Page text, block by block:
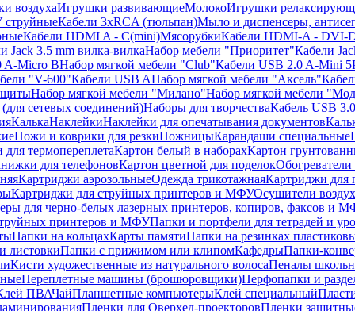
воздухаИгрушки развивающиеМолокоИгрушки
Кабели 3xRCA (тюльпан)Мыло и диспенсеры,
Кабели HDMI A - C(mini)МясорубкиКабели HDMI-A - DVI-
Jack 3.5 mm вилка-вилкаНабор мебели "Приоритет"Кабели
A-Micro BНабор мягкой мебели "Club"Кабели USB 2.0 A-Mini
"V-600"Кабели USB AНабор мягкой мебели "Аксель"
Набор мягкой мебели "Милано"Набор мягкой мебели
сетевых соединений)Наборы для творчестваКабель USB
КалькаНаклейкиНаклейки для опечатывания документов
Ножи и коврики для резкиНожницыКарандаши специальные
термопереплетаКартон белый в наборахКартон
для телефоновКартон цветной для поделок
Картриджи аэрозольныеОдежда трикотажнаяКартриджи для
Картриджи для струйных принтеров и МФУОсушители
для черно-белых лазерных принтеров, копиров, факсов и
принтеров и МФУПапки и портфели для тетрадей и
Папки на кольцахКарты памятиПапки на резинках
листовкиПапки с прижимом или клипомКафедрыПапки-
Кисти художественные из натурального волосаПеналы
Переплетные машины (брошюровщики)Перфопапки и
ПВАЧайПланшетные компьютерыКлей специальный
Пленки для Оверхед-проекторовПленки